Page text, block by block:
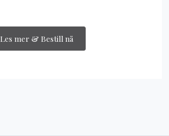
Les mer & Bestill nå